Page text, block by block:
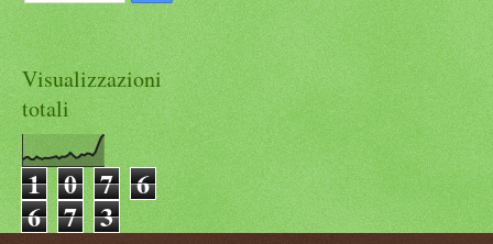
Visualizzazioni
totali
1 0 7 6
6 7 3